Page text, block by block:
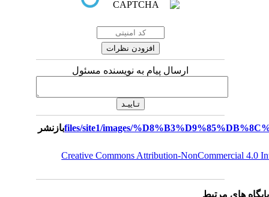
ارسال پیام به نویسنده مسئول
بازنشر
Creative Commons Attribution-NonCommercial 4.0
های مرتبط